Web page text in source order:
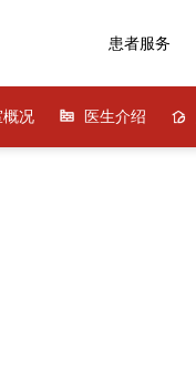
患者服务
概况 医生介绍